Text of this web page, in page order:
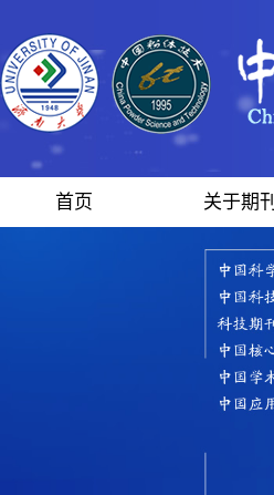
首页 关于期刊